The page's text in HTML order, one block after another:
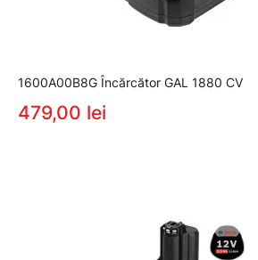
1600A00B8G Încărcător GAL 1880 CV
479,00 lei